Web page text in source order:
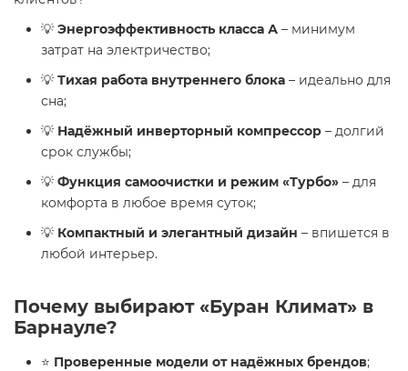
💡 Энергоэффективность класса А – минимум
затрат на электричество;
💡 Тихая работа внутреннего блока – идеально для
сна;
💡 Надёжный инверторный компрессор – долгий
срок службы;
💡 Функция самоочистки и режим «Турбо» – для
комфорта в любое время суток;
💡 Компактный и элегантный дизайн – впишется в
любой интерьер.
Почему выбирают «Буран Климат» в
Барнауле?
⭐ Проверенные модели от надёжных брендов;